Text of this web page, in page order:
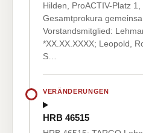
Hilden, ProACTIV-Platz
Gesamtprokura
Vorstandsmitglied:
*XX.XX.XXXX; Leopold,
S…
VERÄNDERUNGEN
HRB 46515